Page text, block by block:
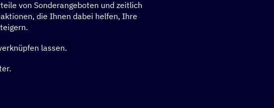
von Sonderangeboten und zeitlich
die Ihnen dabei helfen, Ihre
lassen.